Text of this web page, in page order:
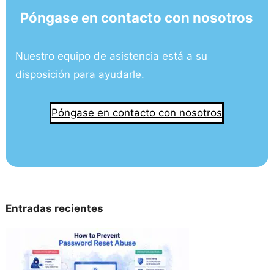
Póngase en contacto con nosotros
Nuestro equipo de asistencia está a su
disposición para ayudarle.
Póngase en contacto con nosotros
Entradas recientes